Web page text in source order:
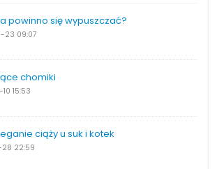
powinno się wypuszczać?
23 09:07
chomiki
15:53
ciąży u suk i kotek
28 22:59